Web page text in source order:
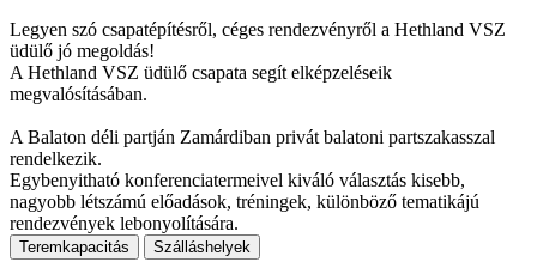
Legyen szó csapatépítésről, céges rendezvényről a Hethland VSZ
üdülő jó megoldás!
A Hethland VSZ üdülő csapata segít elképzeléseik
megvalósításában.
A Balaton déli partján Zamárdiban privát balatoni partszakasszal
rendelkezik.
Egybenyitható konferenciatermeivel kiváló választás kisebb,
nagyobb létszámú előadások, tréningek, különböző tematikájú
rendezvények lebonyolítására.
Teremkapacitás Szálláshelyek